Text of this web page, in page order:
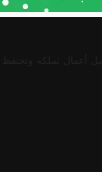
أعمال تملكه وتحتفظ